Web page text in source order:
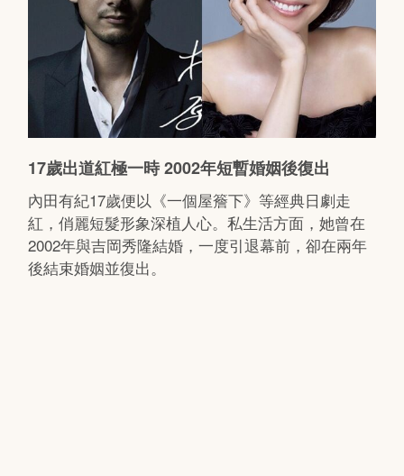
17歲出道紅極一時 2002年短暫婚姻後復出
內田有紀17歲便以《一個屋簷下》等經典日劇走
紅，俏麗短髮形象深植人心。私生活方面，她曾在
2002年與吉岡秀隆結婚，一度引退幕前，卻在兩年
後結束婚姻並復出。